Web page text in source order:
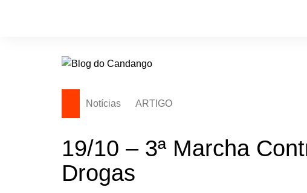
Notícias ARTIGO
19/10 – 3ª Marcha
Drogas